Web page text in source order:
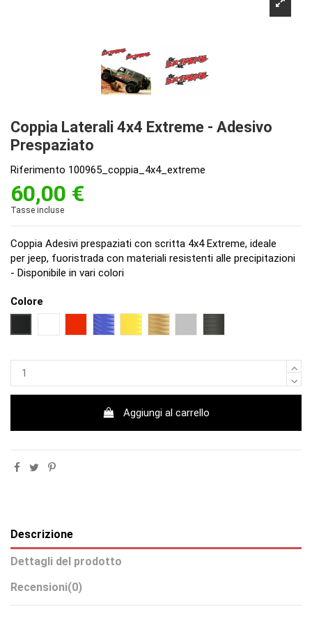
Coppia Laterali 4x4 Extreme - Adesivo
Prespaziato
Riferimento 100965_coppia_4x4_extreme
60,00 €
Tasse incluse
Coppia Adesivi prespaziati con scritta 4x4 Extreme, ideale
per jeep, fuoristrada con materiali resistenti alle precipitazioni
- Disponibile in vari colori
Colore
ROSSOBLU GIALLOORO
Aggiungi al carrello
Descrizione
Dettagli del prodotto
Recensioni(0)